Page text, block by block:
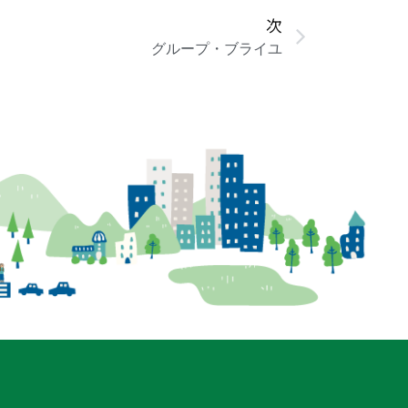
次
グループ・ブライユ